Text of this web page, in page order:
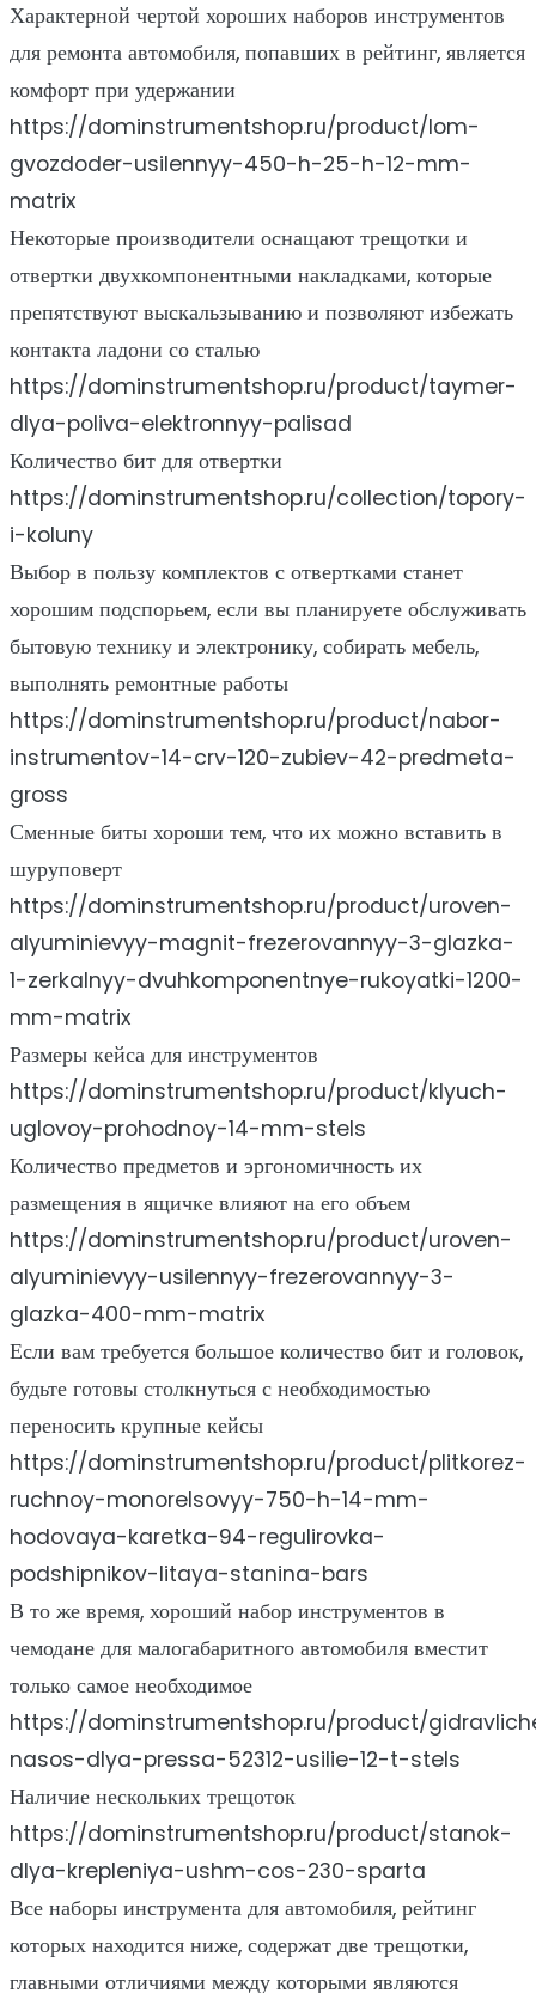
Характерной чертой хороших наборов инструментов
для ремонта автомобиля, попавших в рейтинг, является
комфорт при удержании
https://dominstrumentshop.ru/product/lom-
gvozdoder-usilennyy-450-h-25-h-12-mm-
matrix
Некоторые производители оснащают трещотки и
отвертки двухкомпонентными накладками, которые
препятствуют выскальзыванию и позволяют избежать
контакта ладони со сталью
https://dominstrumentshop.ru/product/taymer-
dlya-poliva-elektronnyy-palisad
Количество бит для отвертки
https://dominstrumentshop.ru/collection/topory-
i-koluny
Выбор в пользу комплектов с отвертками станет
хорошим подспорьем, если вы планируете обслуживать
бытовую технику и электронику, собирать мебель,
выполнять ремонтные работы
https://dominstrumentshop.ru/product/nabor-
instrumentov-14-crv-120-zubiev-42-predmeta-
gross
Сменные биты хороши тем, что их можно вставить в
шуруповерт
https://dominstrumentshop.ru/product/uroven-
alyuminievyy-magnit-frezerovannyy-3-glazka-
1-zerkalnyy-dvuhkomponentnye-rukoyatki-1200-
mm-matrix
Размеры кейса для инструментов
https://dominstrumentshop.ru/product/klyuch-
uglovoy-prohodnoy-14-mm-stels
Количество предметов и эргономичность их
размещения в ящичке влияют на его объем
https://dominstrumentshop.ru/product/uroven-
alyuminievyy-usilennyy-frezerovannyy-3-
glazka-400-mm-matrix
Если вам требуется большое количество бит и головок,
будьте готовы столкнуться с необходимостью
переносить крупные кейсы
https://dominstrumentshop.ru/product/plitkorez-
ruchnoy-monorelsovyy-750-h-14-mm-
hodovaya-karetka-94-regulirovka-
podshipnikov-litaya-stanina-bars
В то же время, хороший набор инструментов в
чемодане для малогабаритного автомобиля вместит
только самое необходимое
https://dominstrumentshop.ru/product/
nasos-dlya-pressa-52312-usilie-12-t-stels
Наличие нескольких трещоток
https://dominstrumentshop.ru/product/stanok-
dlya-krepleniya-ushm-cos-230-sparta
Все наборы инструмента для автомобиля, рейтинг
которых находится ниже, содержат две трещотки,
главными отличиями между которыми являются